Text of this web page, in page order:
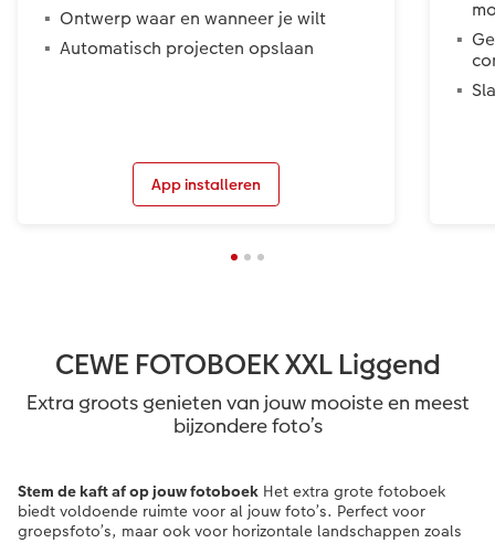
Ontwerp waar en wanneer je wilt
Automatisch projecten opslaan
App installeren
CEWE FOTOBOEK XXL Liggend
Extra groots genieten van jouw mooiste en meest
bijzondere foto’s
Stem de kaft af op jouw fotoboek Het extra grote fotoboek
biedt voldoende ruimte voor al jouw foto’s. Perfect voor
groepsfoto’s, maar ook voor horizontale landschappen zoals